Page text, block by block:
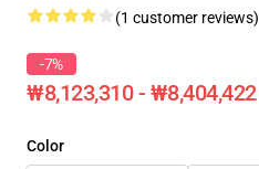
(1 customer reviews)
-7%
₩8,123,310 - ₩8,404,422
Color